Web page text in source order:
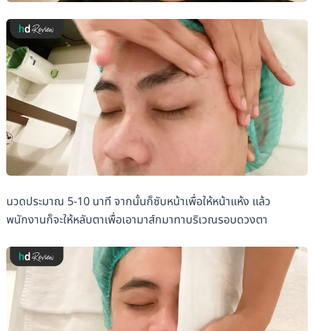
นวดประมาณ 5-10 นาที จากนั้นก็ซับหน้าเพื่อให้หน้าแห้ง แล้ว
พนักงานก็จะให้หลับตาเพื่อเอามาส์กมาทาบริเวณรอบดวงตา